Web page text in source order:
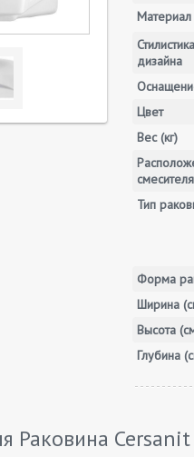
Материал
Стилистика
дизайна
Цвет
Вес (кг)
смесителя
Тип
Форма
Ширина
Высота
Глубина
Раковина